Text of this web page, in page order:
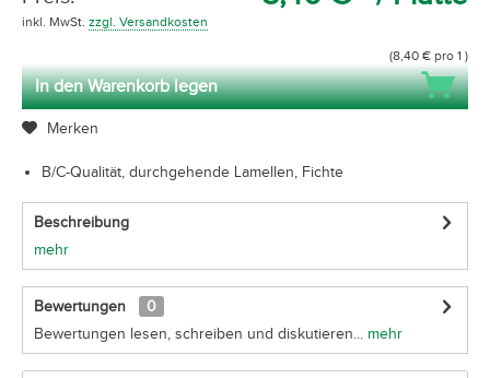
inkl. MwSt. zzgl. Versandkosten
(8,40 € pro 1 )
In den Warenkorb legen
Merken
B/C-Qualität, durchgehende Lamellen, Fichte
Beschreibung
mehr
Bewertungen
0
Bewertungen lesen, schreiben und diskutieren... mehr